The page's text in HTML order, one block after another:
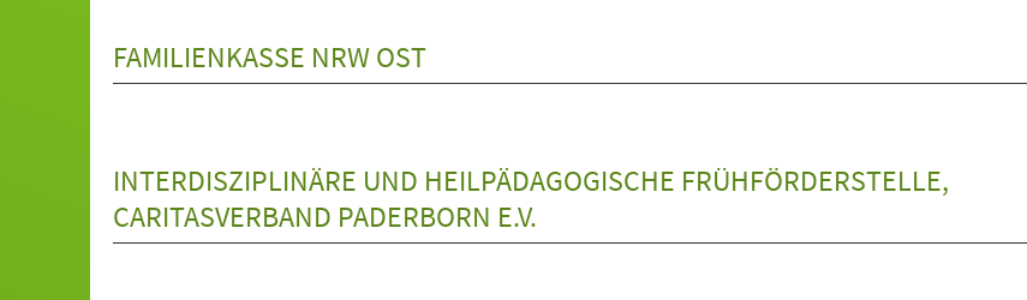
FAMILIENKASSE NRW OST
INTERDISZIPLINÄRE UND HEILPÄDAGOGISCHE FRÜHFÖRDERSTELLE,
CARITASVERBAND PADERBORN E.V.